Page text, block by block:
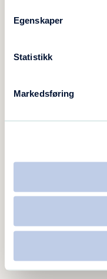
Egenskaper
Statistikk
Markedsføring